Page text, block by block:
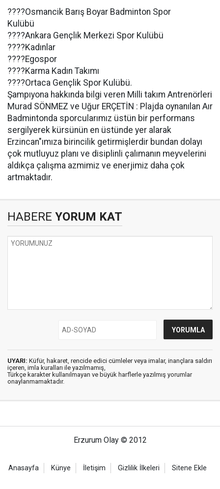
????Osmancik Barış Boyar Badminton Spor
Kulübü
????Ankara Gençlik Merkezi Spor Kulübü
????Kadınlar
????Egospor
????Karma Kadın Takımı
????Ortaca Gençlik Spor Kulübü.
Şampıyona hakkında bilgi veren Milli takım Antrenörleri
Murad SÖNMEZ ve Uğur ERÇETİN : Plajda oynanılan Aır
Badmintonda sporcularımız üstün bir performans
sergilyerek kürsünün en üstünde yer alarak
Erzincan"ımıza birincilik getirmişlerdir bundan dolayı
çok mutluyuz planı ve disiplinli çalımanın meyvelerini
aldıkça çalışma azmimiz ve enerjimiz daha çok
artmaktadır.
HABERE YORUM KAT
UYARI: Küfür, hakaret, rencide edici cümleler veya imalar, inançlara saldırı
içeren, imla kuralları ile yazılmamış,
Türkçe karakter kullanılmayan ve büyük harflerle yazılmış yorumlar
onaylanmamaktadır.
Erzurum Olay © 2012
Anasayfa Künye İletişim Gizlilik İlkeleri Sitene Ekle